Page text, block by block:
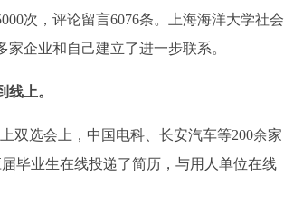
次，评论留言6076条。上海海洋大学社会
企业和自己建立了进一步联系。
上。
选会上，中国电科、长安汽车等200余家
毕业生在线投递了简历，与用人单位在线